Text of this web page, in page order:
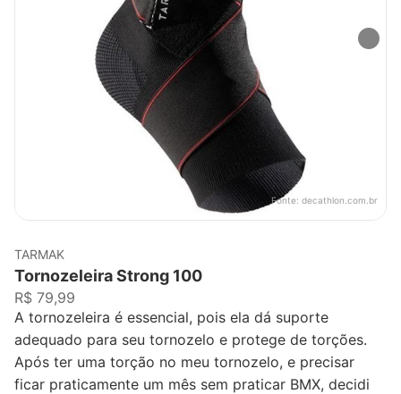
Fonte: decathlon.com.br
TARMAK
Tornozeleira Strong 100
R$ 79,99
A tornozeleira é essencial, pois ela dá suporte
adequado para seu tornozelo e protege de torções.
Após ter uma torção no meu tornozelo, e precisar
ficar praticamente um mês sem praticar BMX, decidi